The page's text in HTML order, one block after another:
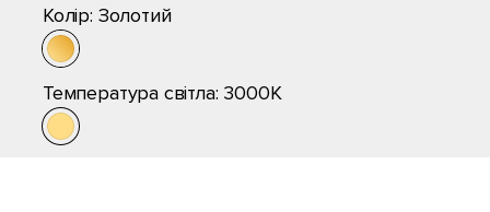
Колір: Золотий
Температура світла: 3000K